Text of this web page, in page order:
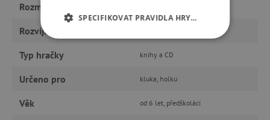
Rozměry
Rozvíjí
Typ hračky knihy a CD
Určeno pro kluka, holku
Věk od 6 let, předškoláci
SPECIFIKOVAT PRAVIDLA HRY…
NEZBYTNĚ NUTNÉ COOKIES
MARKETINGOVÉ COOKIES